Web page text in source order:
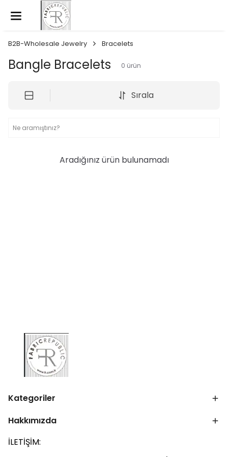
B2B-Wholesale Jewelry Bracelets
Bangle Bracelets 0 ürün
Sırala
Aradığınız ürün bulunamadı
Kategoriler
Hakkımızda
İLETİŞİM: